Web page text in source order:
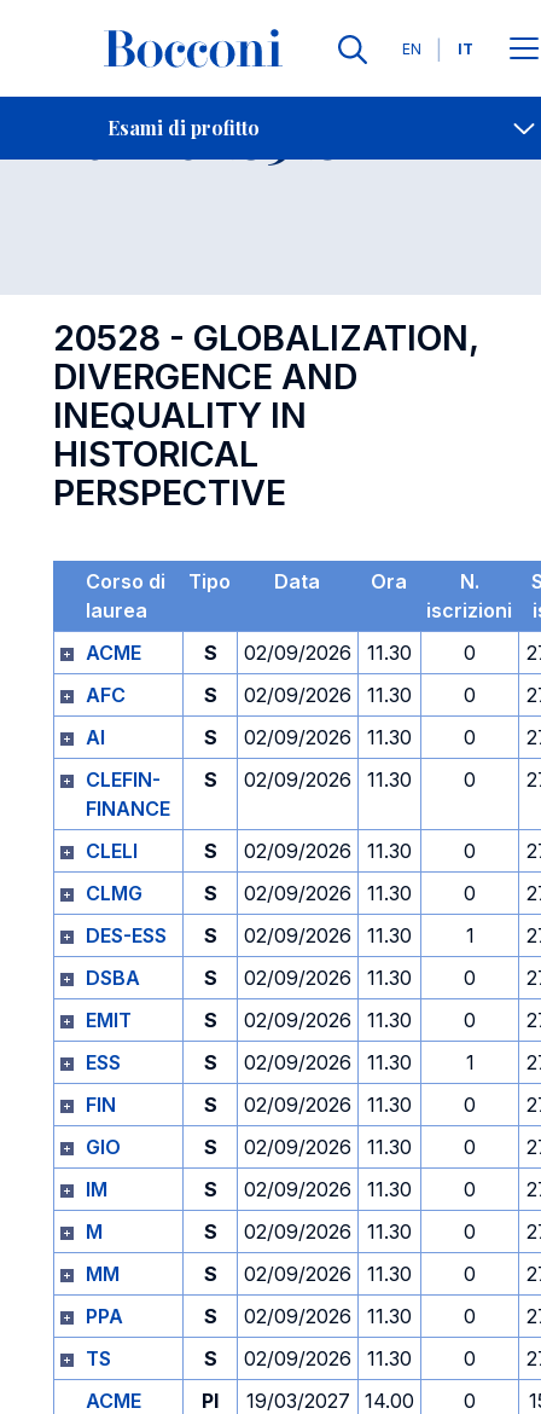
Lingue
EN IT
Esami di profitto
Contatti
Esame 20528 Open
20528 - GLOBALIZATION,
DIVERGENCE AND
INEQUALITY IN
HISTORICAL
PERSPECTIVE
Corso di
laurea
Tipo Data Ora
N.
iscrizioni
ACME
S 02/09/2026 11.30 0
AFC
S 02/09/2026 11.30 0
AI
S 02/09/2026 11.30 0
CLEFIN-
FINANCE
S 02/09/2026 11.30 0
CLELI S 02/09/2026 11.30 0
CLMG
S 02/09/2026 11.30 0
DES-ESS
S 02/09/2026 11.30 1
DSBA
S 02/09/2026 11.30 0
EMIT
S 02/09/2026 11.30 0
ESS
S 02/09/2026 11.30 1
FIN
S 02/09/2026 11.30 0
GIO
S 02/09/2026 11.30 0
IM
S 02/09/2026 11.30 0
M
S 02/09/2026 11.30 0
MM
S 02/09/2026 11.30 0
PPA
S 02/09/2026 11.30 0
TS
S 02/09/2026 11.30 0
ACME
PI 19/03/2027 14.00 0